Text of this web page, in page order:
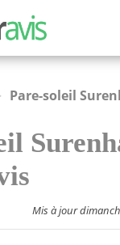
Pare-soleil
Mis à jour